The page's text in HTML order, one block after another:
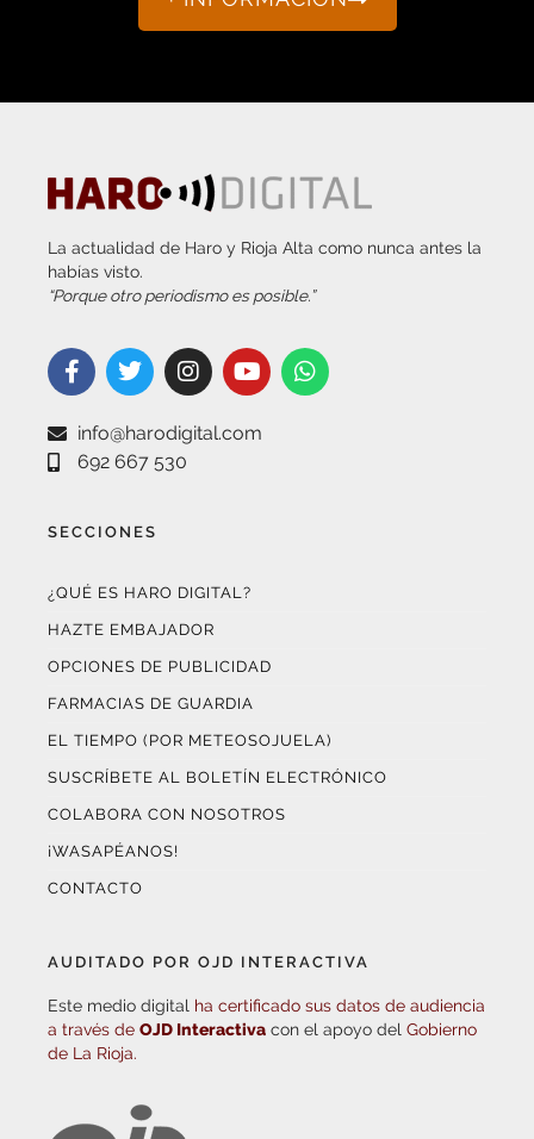
La actualidad de Haro y Rioja Alta como nunca antes la
habías visto.
“Porque otro periodismo es posible.”
info@harodigital.com
692 667 530
SECCIONES
¿QUÉ ES HARO DIGITAL?
HAZTE EMBAJADOR
OPCIONES DE PUBLICIDAD
FARMACIAS DE GUARDIA
EL TIEMPO (POR METEOSOJUELA)
SUSCRÍBETE AL BOLETÍN ELECTRÓNICO
COLABORA CON NOSOTROS
¡WASAPÉANOS!
CONTACTO
AUDITADO POR OJD INTERACTIVA
Este medio digital ha certificado sus datos de audiencia
a través de OJD Interactiva con el apoyo del Gobierno
de La Rioja.